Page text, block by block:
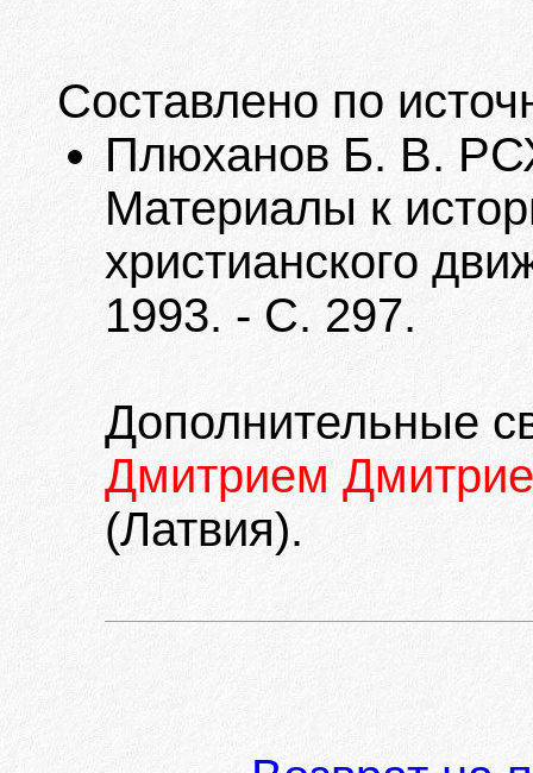
Составлено по
Плюханов Б. В.
Материалы к
христианского
1993. - С. 297.
Дополнительные
Дмитрием
(Латвия).